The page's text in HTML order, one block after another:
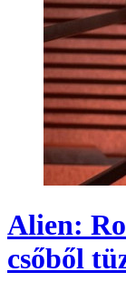
Alien:
csőből